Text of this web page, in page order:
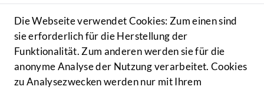
Benutzer
Navigationsmenü öffnen
MENÜ
Die Webseite verwendet Cookies: Zum einen sind
sie erforderlich für die Herstellung der
Funktionalität. Zum anderen werden sie für die
anonyme Analyse der Nutzung verarbeitet. Cookies
zu Analysezwecken werden nur mit Ihrem